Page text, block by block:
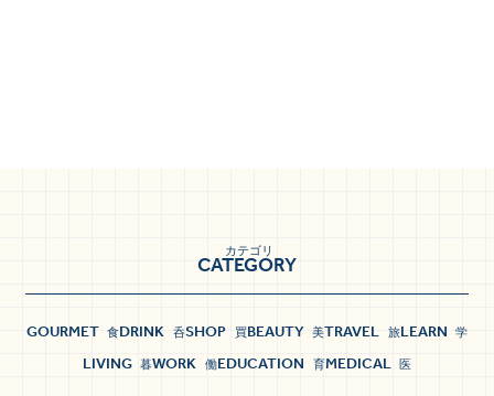
CATEGORY
カテゴリ
GOURMET 食DRINK 呑SHOP 買BEAUTY 美TRAVEL 旅LEARN 学
LIVING 暮WORK 働EDUCATION 育MEDICAL 医